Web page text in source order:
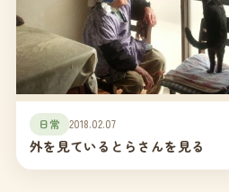
日常 2018.02.07
外を見ているとらさんを見る